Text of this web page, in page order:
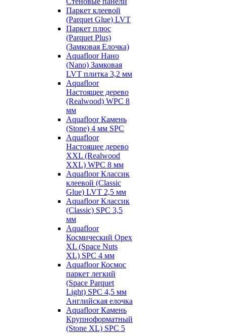
Паркет клеевой
(Parquet Glue) LVT
Паркет плюс
(Parquet Plus)
(Замковая Елочка)
Aquafloor Нано
(Nano) Замковая
LVT плитка 3,2 мм
Aquafloor
Настоящее дерево
(Realwood) WPC 8
мм
Aquafloor Камень
(Stone) 4 мм SPC
Aquafloor
Настоящее дерево
XXL (Realwood
XXL) WPC 8 мм
Aquafloor Классик
клеевой (Classic
Glue) LVT 2,5 мм
Aquafloor Классик
(Classic) SPC 3,5
мм
Aquafloor
Космический Орех
XL (Space Nuts
XL) SPC 4 мм
Aquafloor Космос
паркет легкий
(Space Parquet
Light) SPC 4,5 мм
Английская елочка
Aquafloor Камень
Крупноформатный
(Stone XL) SPC 5